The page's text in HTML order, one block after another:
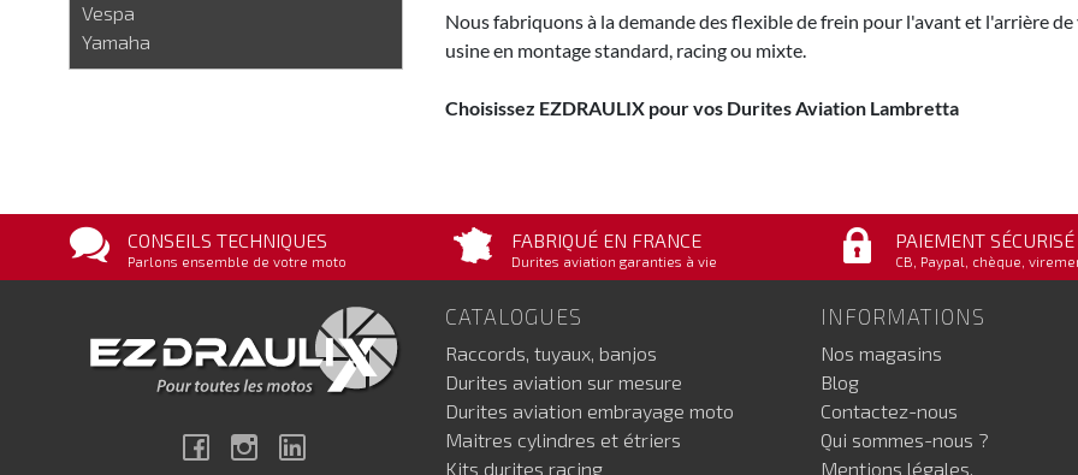
Vespa
Yamaha
Nous fabriquons à la demande des flexible de frein pour l'avant et l'arrière
usine en montage standard, racing ou mixte.
Choisissez EZDRAULIX pour vos Durites Aviation Lambretta
CONSEILS TECHNIQUES
Parlons ensemble de votre moto
FABRIQUÉ EN FRANCE
Durites aviation garanties à vie
PAIEMENT SÉCURISÉ
CB, Paypal, chèque,
FacebookInstagram
CATALOGUES
Raccords, tuyaux, banjos
Durites aviation sur mesure
Durites aviation embrayage moto
Maitres cylindres et étriers
Kits durites racing
INFORMATIONS
Nos magasins
Blog
Contactez-nous
Qui sommes-nous ?
Mentions légales.